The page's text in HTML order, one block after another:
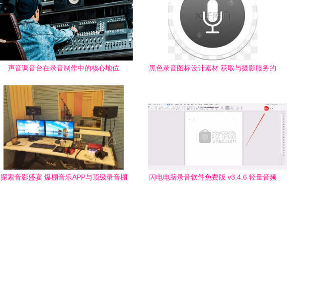
声音调音台在录音制作中的核心地位
黑色录音图标设计素材 获取与摄影服务的
探索音影盛宴 爆棚音乐APP与顶级录音棚
闪电电脑录音软件免费版 v3.4.6 轻量音频